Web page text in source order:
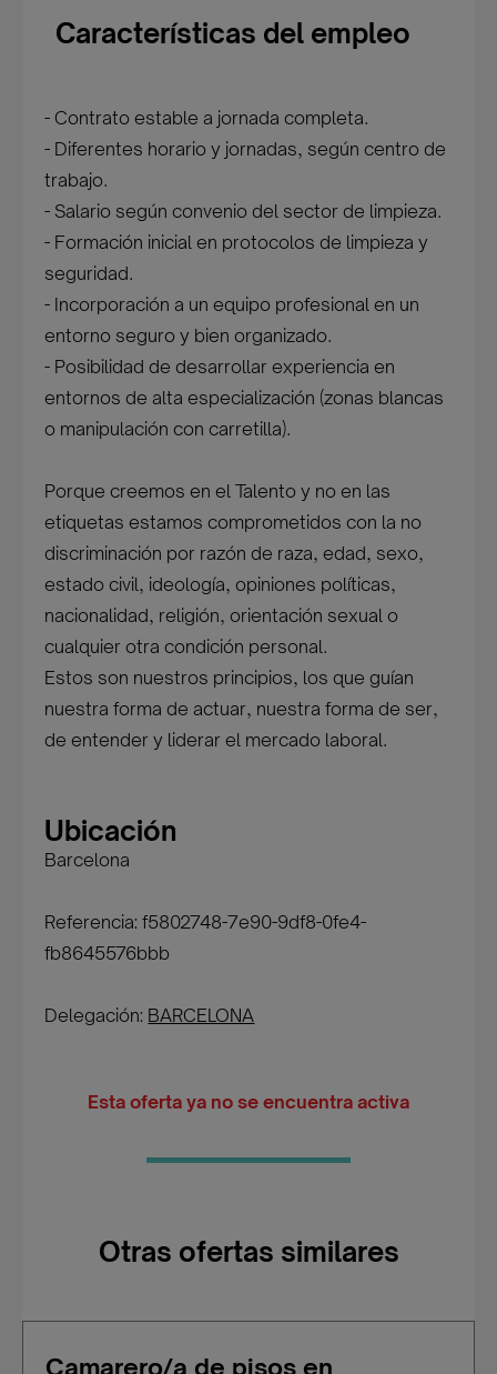
Características del empleo
- Contrato estable a jornada completa.
- Diferentes horario y jornadas, según centro de
trabajo.
- Salario según convenio del sector de limpieza.
- Formación inicial en protocolos de limpieza y
seguridad.
- Incorporación a un equipo profesional en un
entorno seguro y bien organizado.
- Posibilidad de desarrollar experiencia en
entornos de alta especialización (zonas blancas
o manipulación con carretilla).
Porque creemos en el Talento y no en las
etiquetas estamos comprometidos con la no
discriminación por razón de raza, edad, sexo,
estado civil, ideología, opiniones políticas,
nacionalidad, religión, orientación sexual o
cualquier otra condición personal.
Estos son nuestros principios, los que guían
nuestra forma de actuar, nuestra forma de ser,
de entender y liderar el mercado laboral.
Ubicación
Barcelona
Referencia: f5802748-7e90-9df8-0fe4-
fb8645576bbb
Delegación: BARCELONA
Esta oferta ya no se encuentra activa
Otras ofertas similares
Camarero/a de pisos en